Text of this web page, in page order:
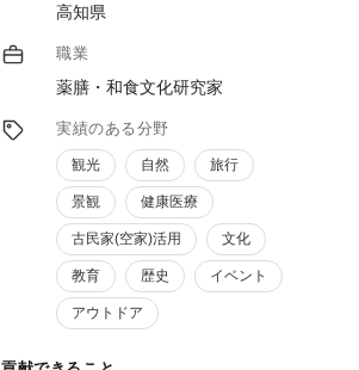
高知県
職業
薬膳・和食文化研究家
実績のある分野
観光 自然 旅行
景観 健康医療
古民家(空家)活用 文化
教育 歴史 イベント
アウトドア